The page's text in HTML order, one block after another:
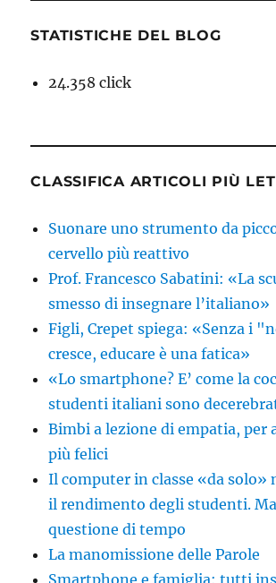
STATISTICHE DEL BLOG
24.358 click
CLASSIFICA ARTICOLI PIÙ
Suonare uno strumento da
cervello più reattivo
Prof. Francesco Sabatini: «La
smesso di insegnare l’italiano»
Figli, Crepet spiega: «Senza i
cresce, educare è una fatica»
«Lo smartphone? E’ come la
studenti italiani sono
Bimbi a lezione di empatia, per
più felici
Il computer in classe «da solo»
il rendimento degli studenti.
questione di tempo
La manomissione delle Parole
Smartphone e famiglia: tutti